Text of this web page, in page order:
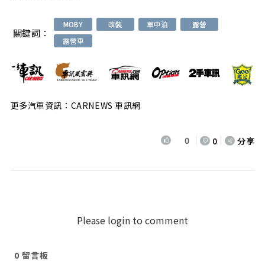
關鍵詞：
MOBY 改裝 車中泊
露營
露營車
更多汽車資訊：CARNEWS 車訊網
0 0 分享
Please login to comment
0 留言板